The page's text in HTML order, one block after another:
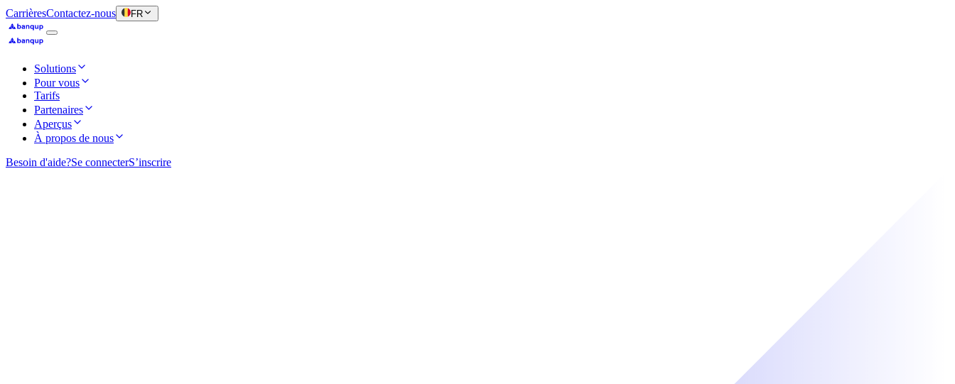
CarrièresContactez-nous FR
Solutions
Pour vous
Tarifs
Partenaires
Aperçus
À propos de nous
Besoin d'aide?Se connecterS’inscrire